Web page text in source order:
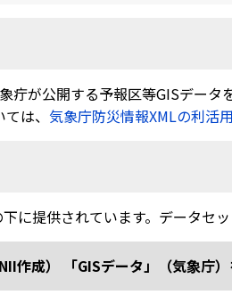
疔が公開する予報区等GISデー
は、 気象庁防災情報XMLの利活用
下に提供されています。データセ
作成） 「GISデータ」（気象庁